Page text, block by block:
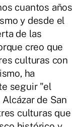
cuantos años
y desde el
de las
creo que
culturas con
ha
seguir "el
de San
culturas que